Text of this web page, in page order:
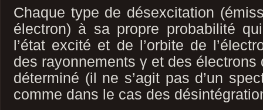
Chaque type de désexcitation
électron) à sa propre probabilité
l’état excité et de l’orbite de
des rayonnements γ et des
déterminé (il ne s’agit pas d’un
comme dans le cas des